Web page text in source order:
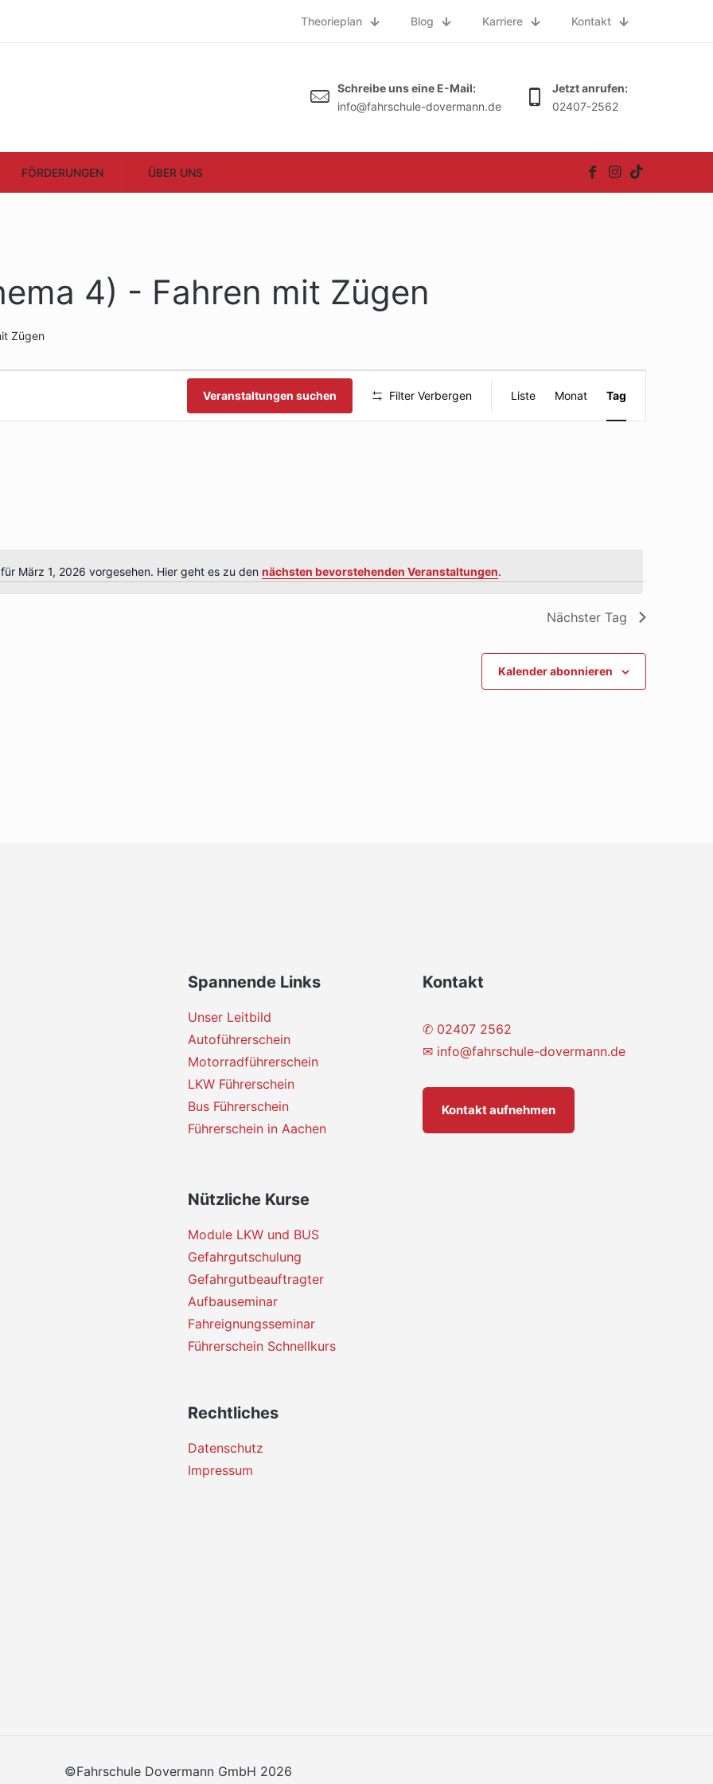
Theorieplan Blog Karriere Kontakt
Schreibe uns eine E-Mail:
info@fahrschule-dovermann.de
Jetzt anrufen:
02407-2562
FÖRDERUNGEN ÜBER UNS
4) - Fahren mit Zügen
Zügen
Hinweis
März 1, 2026 vorgesehen. Hier geht es zu den nächsten bevorstehenden Veranstaltungen.
Veranstaltungen suchen Filter Verbergen Liste Monat Tag
Nächster Tag
Kalender abonnieren
Spannende Links
Unser Leitbild
Autoführerschein
Motorradführerschein
LKW Führerschein
Bus Führerschein
Führerschein in Aachen
Nützliche Kurse
Module LKW und BUS
Gefahrgutschulung
Gefahrgutbeauftragter
Aufbauseminar
Fahreignungsseminar
Führerschein Schnellkurs
Rechtliches
Datenschutz
Impressum
Kontakt
✆ 02407 2562
✉ info@fahrschule-dovermann.de
Kontakt aufnehmen
©Fahrschule Dovermann GmbH 2026